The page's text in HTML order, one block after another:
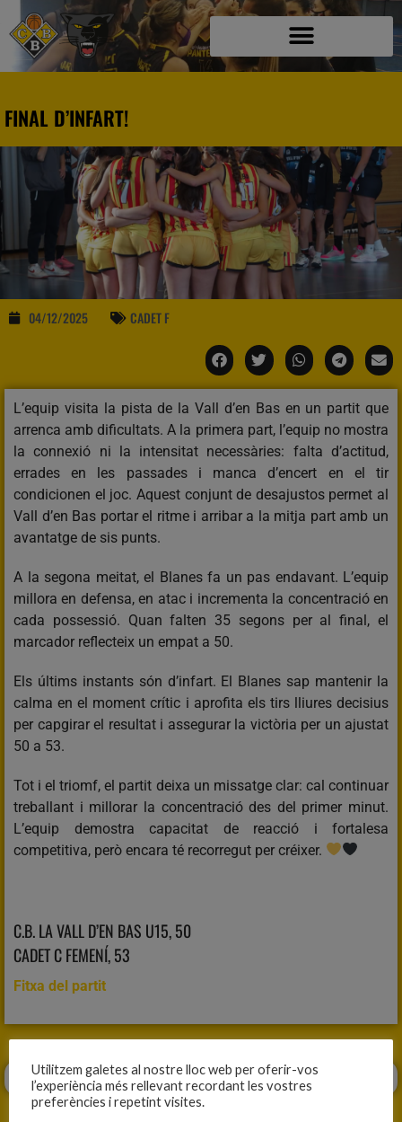
FINAL D’INFART!
04/12/2025 CADET F
L’equip visita la pista de la Vall d’en Bas en un partit que
arrenca amb dificultats. A la primera part, l’equip no mostra
la connexió ni la intensitat necessàries: falta d’actitud,
errades en les passades i manca d’encert en el tir
condicionen el joc. Aquest conjunt de desajustos permet al
Vall d’en Bas portar el ritme i arribar a la mitja part amb un
avantatge de sis punts.
A la segona meitat, el Blanes fa un pas endavant. L’equip
millora en defensa, en atac i incrementa la concentració en
cada possessió. Quan falten 35 segons per al final, el
marcador reflecteix un empat a 50.
Els últims instants són d’infart. El Blanes sap mantenir la
calma en el moment crític i aprofita els tirs lliures decisius
per capgirar el resultat i assegurar la victòria per un ajustat
50 a 53.
Tot i el triomf, el partit deixa un missatge clar: cal continuar
treballant i millorar la concentració des del primer minut.
L’equip demostra capacitat de reacció i fortalesa
competitiva, però encara té recorregut per créixer.
C.B. LA VALL D’EN BAS U15, 50
CADET C FEMENÍ, 53
Fitxa del partit
Utilitzem galetes al nostre lloc web per oferir-vos
l’experiència més rellevant recordant les vostres
preferències i repetint visites.